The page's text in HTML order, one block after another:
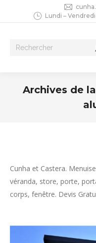
Lundi –
Recherche
Archives de
Cunha et Castera.
véranda, store, porte,
corps, fenêtre. Devis